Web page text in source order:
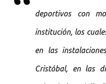
deportivos con
institución, los
en las
Cristóbal, en las